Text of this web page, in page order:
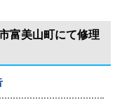
富美山町にて修理